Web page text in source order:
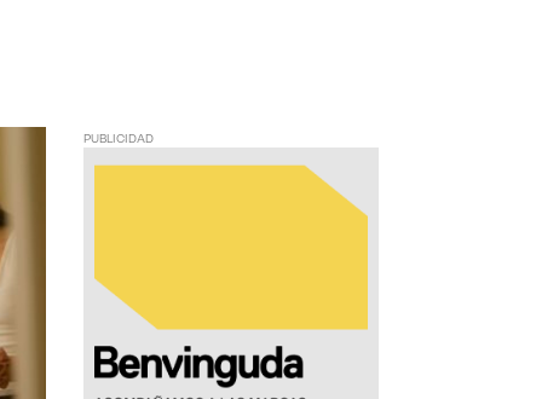
PUBLICIDAD